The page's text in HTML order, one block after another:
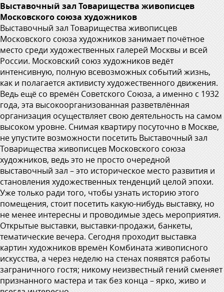
Выставочный зал Товарищества живописцев
Московского союза художников
Выставочный зал Товарищества живописцев
Московского союза художников занимает почётное
место среди художественных галерей Москвы и всей
России. Московский союз художников ведёт
интенсивную, полную всевозможных событий жизнь,
как и полагается активисту художественного движения.
Ведь ещё со времён Советского Союза, а именно с 1932
года, эта высокоорганизованная разветвлённая
организация осуществляет свою деятельность на самом
высоком уровне. Снимая квартиру посуточно в Москве,
не упустите возможности посетить Выставочный зал
Товарищества живописцев Московского союза
художников, ведь это не просто очередной
выставочный зал – это историческое место развития и
становления художественных тенденций целой эпохи.
Уже только ради того, чтобы узнать историю этого
помещения, стоит посетить какую-нибудь выставку, но
не менее интересны и проводимые здесь мероприятия.
Открытые выставки, выставки-продажи, банкеты,
тематические вечера. Сегодня проходит выставка
картин художников времён Комбината живописного
искусства, а через неделю на стенах появятся работы
заграничного гостя; никому неизвестный гений сменяет
признанного мастера и так без конца – ярко, живо и